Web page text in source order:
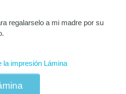
regalarselo a mi madre por su
la impresión Lámina